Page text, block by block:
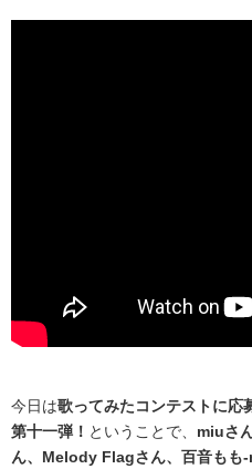
今日は歌ってみたコンテストに応
第十一弾！ ということで、 miuさ
ん、Melody Flagさん、百音も